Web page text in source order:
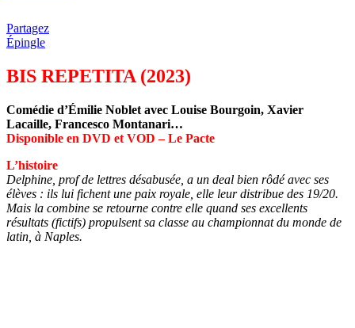
Partagez
Épingle
BIS REPETITA (2023)
Comédie d’Émilie Noblet avec Louise Bourgoin, Xavier
Lacaille, Francesco Montanari…
Disponible en DVD et VOD – Le Pacte
L’histoire
Delphine, prof de lettres désabusée, a un deal bien rôdé avec ses
élèves : ils lui fichent une paix royale, elle leur distribue des 19/20.
Mais la combine se retourne contre elle quand ses excellents
résultats (fictifs) propulsent sa classe au championnat du monde de
latin, à Naples.